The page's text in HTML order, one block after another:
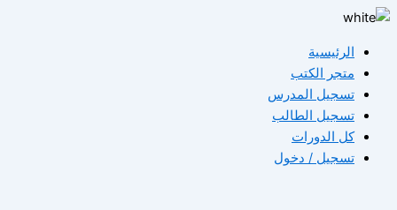
تخطي
المحتوىالرئيسية
متجر الكتب
تسجيل المدرس
تسجيل الطالب
كل الدورات
تسجيل / دخول